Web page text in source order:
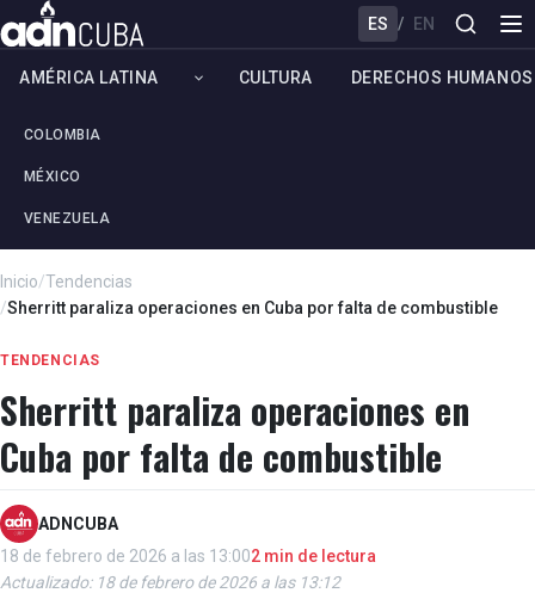
ES / EN
AMÉRICA LATINA
COLOMBIA
MÉXICO
VENEZUELA
CULTURA DERECHOS HUMANOS
Inicio/Tendencias
/Sherritt paraliza operaciones en Cuba por falta de combustible
TENDENCIAS
Sherritt paraliza operaciones en
Cuba por falta de combustible
ADNCUBA
18 de febrero de 2026 a las 13:002 min de lectura
Actualizado: 18 de febrero de 2026 a las 13:12